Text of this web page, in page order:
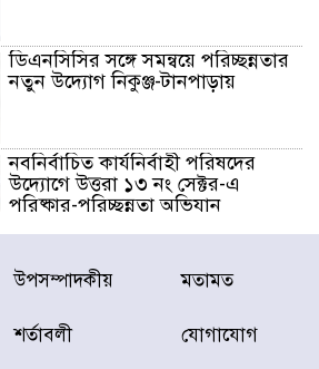
ডিএনসিসির সঙ্গে সমন্বয়ে পরিচ্ছন্নতার
নতুন উদ্যোগ নিকুঞ্জ-টানপাড়ায়
নবনির্বাচিত কার্যনির্বাহী পরিষদের
উদ্যোগে উত্তরা ১৩ নং সেক্টর-এ
পরিষ্কার-পরিচ্ছন্নতা অভিযান
ডিএমপির অভিযানে ২৪ ঘণ্টায় গ্রেপ্তার
৫০৪, উদ্ধার মাদক-অস্ত্র
উপসম্পাদকীয় মতামত
শর্তাবলী যোগাযোগ